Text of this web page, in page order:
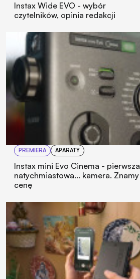
Instax Wide EVO - wybór
czytelników, opinia redakcji
PREMIERA APARATY
Instax mini Evo Cinema - pierwsza
natychmiastowa... kamera. Znamy
cenę